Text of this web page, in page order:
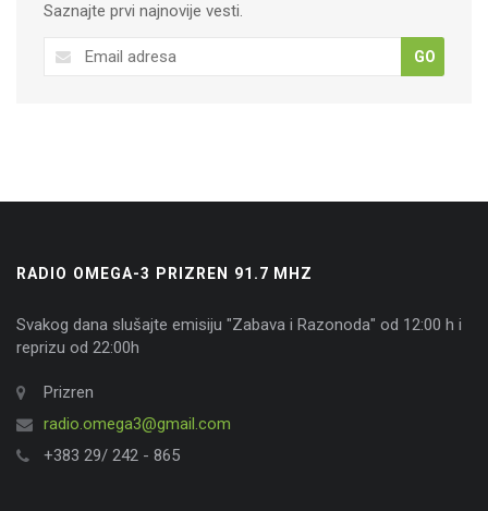
Saznajte prvi najnovije vesti.
GO
RADIO OMEGA-3 PRIZREN 91.7 MHZ
Svakog dana slušajte emisiju "Zabava i Razonoda" od 12:00 h i
reprizu od 22:00h
Prizren
radio.omega3@gmail.com
+383 29/ 242 - 865